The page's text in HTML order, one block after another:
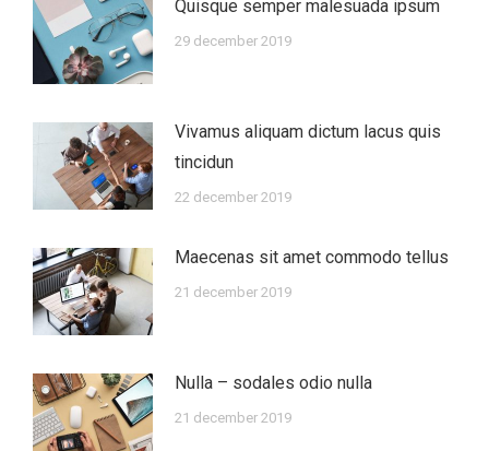
Quisque semper malesuada ipsum
29 december 2019
Vivamus aliquam dictum lacus quis
tincidun
22 december 2019
Maecenas sit amet commodo tellus
21 december 2019
Nulla – sodales odio nulla
21 december 2019